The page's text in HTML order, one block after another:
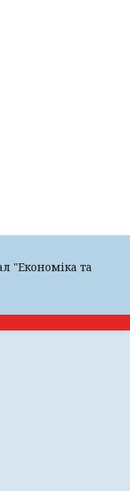
"Економіка та